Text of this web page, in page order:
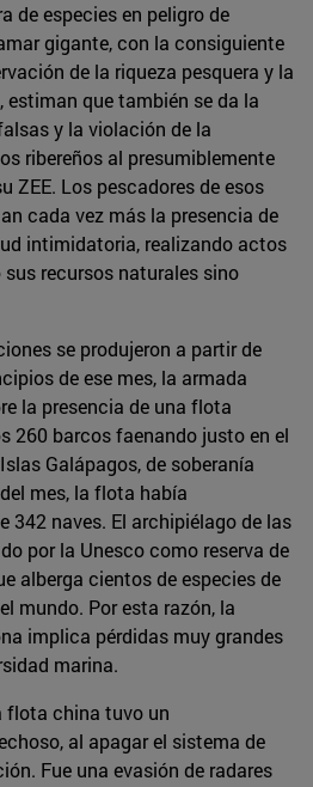
de especies en peligro de
gigante, con la consiguiente
de la riqueza pesquera y la
estiman que también se da la
y la violación de la
ribereños al presumiblemente
ZEE. Los pescadores de esos
cada vez más la presencia de
intimidatoria, realizando actos
recursos naturales sino
se produjeron a partir de
de ese mes, la armada
la presencia de una flota
260 barcos faenando justo en el
Galápagos, de soberanía
mes, la flota había
342 naves. El archipiélago de las
por la Unesco como reserva de
alberga cientos de especies de
mundo. Por esta razón, la
implica pérdidas muy grandes
marina.
flota china tuvo un
al apagar el sistema de
Fue una evasión de radares